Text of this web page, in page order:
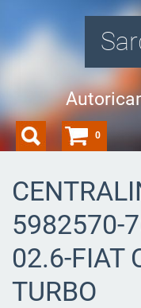
5982570-
02.6-FIAT
TURBO
0